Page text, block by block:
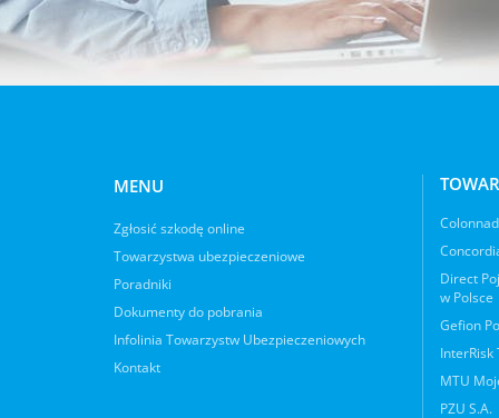
MENU
Zgłosić szkodę online
Towarzystwa ubezpieczeniowe
Poradniki
Dokumenty do pobrania
Infolinia Towarzystw Ubezpieczeniowych
Kontakt
Direct
w Polsce
Gefion
InterRisk
MTU
PZU S.A.